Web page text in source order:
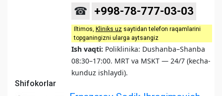
☎ +998-78-777-03-03
Iltimos, Kliniks uz saytidan telefon raqamlarini
topganingizni ularga aytsangiz
Ish vaqti: Poliklinika: Dushanba–Shanba
08:30–17:00. MRT va MSKT — 24/7 (kecha-
kunduz ishlaydi).
Shifokorlar